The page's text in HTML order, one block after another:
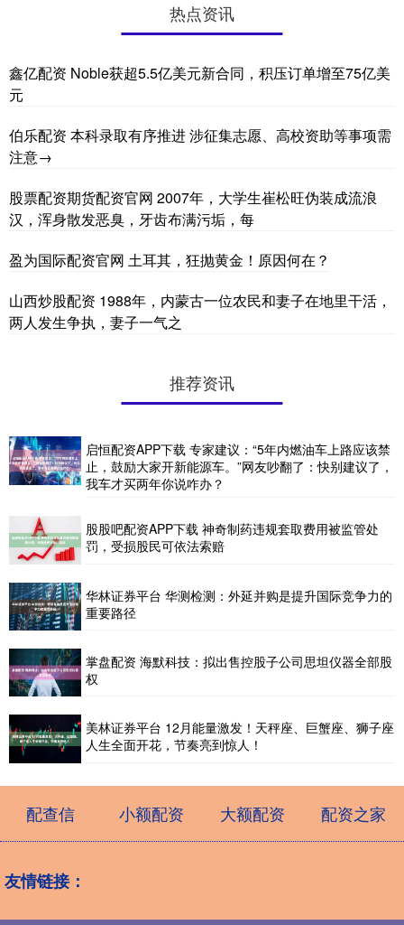
热点资讯
鑫亿配资 Noble获超5.5亿美元新合同，积压订单增至75亿美
元
伯乐配资 本科录取有序推进 涉征集志愿、高校资助等事项需
注意→
股票配资期货配资官网 2007年，大学生崔松旺伪装成流浪
汉，浑身散发恶臭，牙齿布满污垢，每
盈为国际配资官网 土耳其，狂抛黄金！原因何在？
山西炒股配资 1988年，内蒙古一位农民和妻子在地里干活，
两人发生争执，妻子一气之
推荐资讯
启恒配资APP下载 专家建议：“5年内燃油车上路应该禁
止，鼓励大家开新能源车。”网友吵翻了：快别建议了，
我车才买两年你说咋办？
股股吧配资APP下载 神奇制药违规套取费用被监管处
罚，受损股民可依法索赔
华林证券平台 华测检测：外延并购是提升国际竞争力的
重要路径
掌盘配资 海默科技：拟出售控股子公司思坦仪器全部股
权
美林证券平台 12月能量激发！天秤座、巨蟹座、狮子座
人生全面开花，节奏亮到惊人！
配查信 小额配资 大额配资 配资之家
友情链接：